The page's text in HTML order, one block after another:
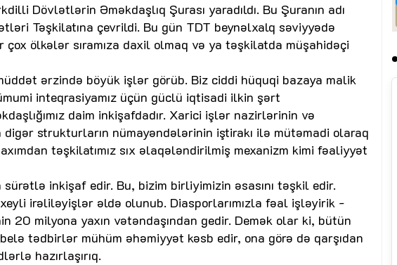
Dövlətlərin Əməkdaşlıq Şurası yaradıldı. Bu Şuranın adı
Təşkilatına çevrildi. Bu gün TDT beynəlxalq səviyyədə
ölkələr sıramıza daxil olmaq və ya təşkilatda müşahidəçi
ərzində böyük işlər görüb. Biz ciddi hüquqi bazaya malik
inteqrasiyamız üçün güclü iqtisadi ilkin şərt
daim inkişafdadır. Xarici işlər nazirlərinin və
strukturların nümayəndələrinin iştirakı ilə mütəmadi olaraq
təşkilatımız sıx əlaqələndirilmiş mexanizm kimi fəaliyyət
sürətlə inkişaf edir. Bu, bizim birliyimizin əsasını təşkil edir.
irəliləyişlər əldə olunub. Diasporlarımızla fəal işləyirik -
milyona yaxın vətəndaşından gedir. Demək olar ki, bütün
tədbirlər mühüm əhəmiyyət kəsb edir, ona görə də qarşıdan
hazırlaşırıq.